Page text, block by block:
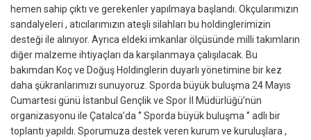
hemen sahip çıktı ve gerekenler yapılmaya başlandı. Okçularımızın
sandalyeleri , atıcılarımızın ateşli silahları bu holdinglerimizin
desteği ile alınıyor. Ayrıca eldeki imkanlar ölçüsünde milli takımların
diğer malzeme ihtiyaçları da karşılanmaya çalışılacak. Bu
bakımdan Koç ve Doğuş Holdinglerin duyarlı yönetimine bir kez
daha şükranlarımızı sunuyoruz. Sporda büyük buluşma 24 Mayıs
Cumartesi günü İstanbul Gençlik ve Spor İl Müdürlüğü’nün
organizasyonu ile Çatalca’da ‘’ Sporda büyük buluşma ‘’ adlı bir
toplantı yapıldı. Sporumuza destek veren kurum ve kuruluşlara ,